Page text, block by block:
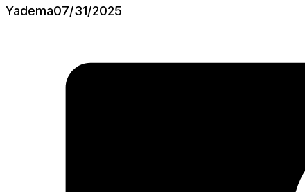
Yadema07/31/2025